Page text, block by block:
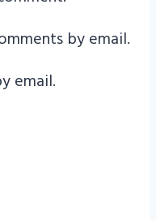
by email.
email.